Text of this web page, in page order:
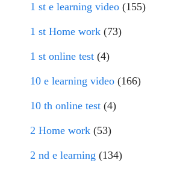
1 st e learning video (155)
1 st Home work (73)
1 st online test (4)
10 e learning video (166)
10 th online test (4)
2 Home work (53)
2 nd e learning (134)